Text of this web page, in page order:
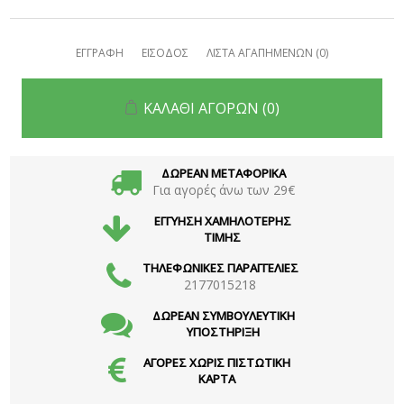
ΕΓΓΡΑΦΗ ΕΙΣΟΔΟΣ ΛΙΣΤΑ ΑΓΑΠΗΜΕΝΩΝ (0)
ΚΑΛΑΘΙ ΑΓΟΡΩΝ (0)
ΔΩΡΕΑΝ ΜΕΤΑΦΟΡΙΚΑ
Για αγορές άνω των 29€
ΕΓΓΥΗΣΗ ΧΑΜΗΛΟΤΕΡΗΣ
ΤΙΜΗΣ
ΤΗΛΕΦΩΝΙΚΕΣ ΠΑΡΑΓΓΕΛΙΕΣ
2177015218
ΔΩΡΕΑΝ ΣΥΜΒΟΥΛΕΥΤΙΚΗ
ΥΠΟΣΤΗΡΙΞΗ
ΑΓΟΡΕΣ ΧΩΡΙΣ ΠΙΣΤΩΤΙΚΗ
ΚΑΡΤΑ